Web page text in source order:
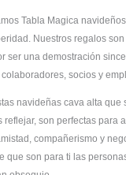
Tabla Magica
Nuestros regalos
ser una demostración
socios y
navideñas cava alta que
son perfectas para
compañerismo y
que son para ti las